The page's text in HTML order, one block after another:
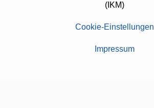
(IKM)
Cookie-Einstellungen
Impressum